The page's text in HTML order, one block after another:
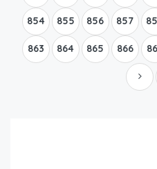
854 855 856 857
863 864 865 866